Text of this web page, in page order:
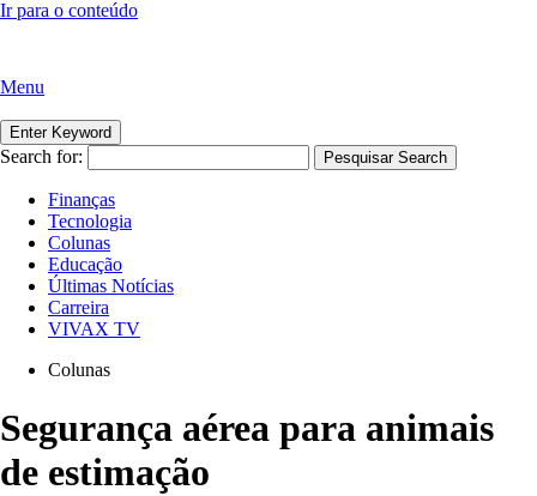
Ir para o conteúdo
Menu
Enter Keyword
Search for: Pesquisar Search
Finanças
Tecnologia
Colunas
Educação
Últimas Notícias
Carreira
VIVAX TV
Colunas
Segurança aérea para animais
de estimação